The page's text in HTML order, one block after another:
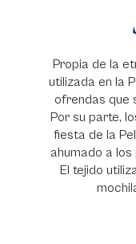
Propia de la
utilizada en la
ofrendas que
Por su parte,
fiesta de la
ahumado a
El tejido